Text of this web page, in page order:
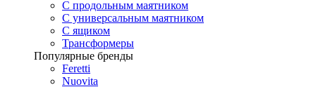
С продольным маятником
С универсальным маятником
С ящиком
Трансформеры
Популярные бренды
Feretti
Nuovita